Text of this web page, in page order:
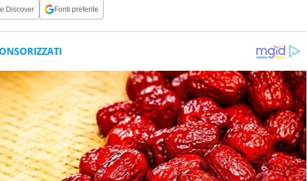
Discover Fonti preferite